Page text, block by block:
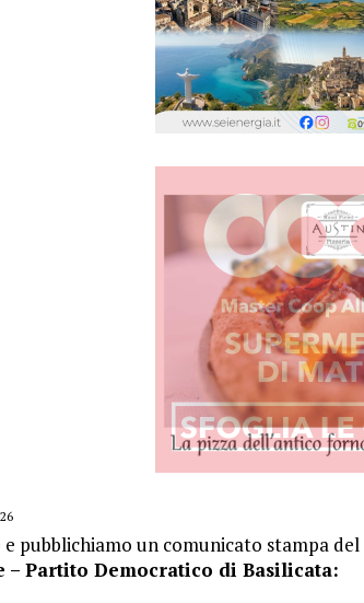
e pubblichiamo un comunicato stampa del
– Partito Democratico di Basilicata: